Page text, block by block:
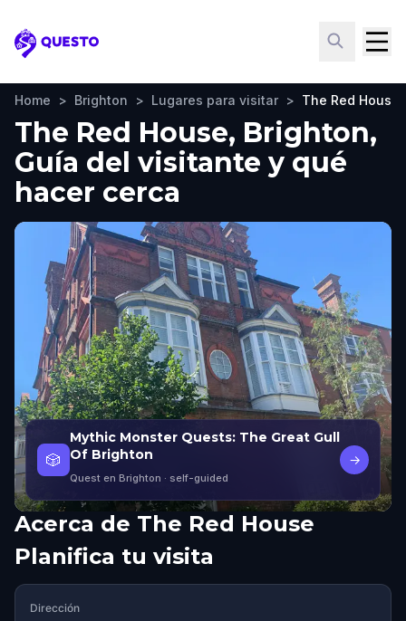
Questo
Home > Brighton > Lugares para visitar > The Red House
The Red House, Brighton,
Guía del visitante y qué
hacer cerca
🎲
Mythic Monster Quests: The Great Gull
Of Brighton
Quest en Brighton · self-guided
→
Acerca de The Red House
Planifica tu visita
Dirección